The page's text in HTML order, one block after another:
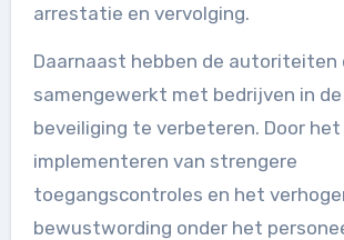
arrestatie en vervolging.
Daarnaast hebben de autoriteiten
samengewerkt met bedrijven in de
beveiliging te verbeteren. Door het
implementeren van strengere
toegangscontroles en het
bewustwording onder het